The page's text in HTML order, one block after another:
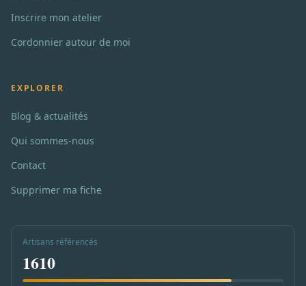
Inscrire mon atelier
Cordonnier autour de moi
EXPLORER
Blog & actualités
Qui sommes-nous
Contact
Supprimer ma fiche
Artisans référencés
1610